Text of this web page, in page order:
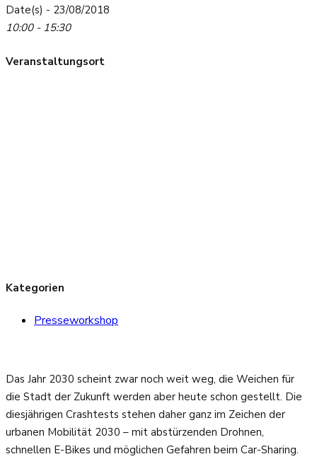
Date(s) - 23/08/2018
10:00 - 15:30
Veranstaltungsort
Kategorien
Presseworkshop
Das Jahr 2030 scheint zwar noch weit weg, die Weichen für
die Stadt der Zukunft werden aber heute schon gestellt. Die
diesjährigen Crashtests stehen daher ganz im Zeichen der
urbanen Mobilität 2030 – mit abstürzenden Drohnen,
schnellen E-Bikes und möglichen Gefahren beim Car-Sharing.